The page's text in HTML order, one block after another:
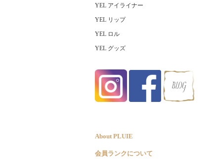
YEL アイライナー
YEL リップ
YEL ロル
YEL グッズ
About PLUIE
会員ランクについて